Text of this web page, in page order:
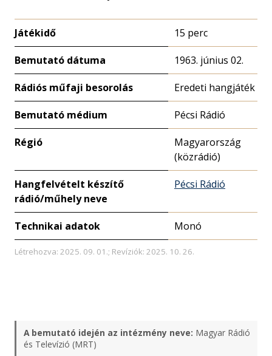
Játékidő 15 perc
Bemutató dátuma 1963. június 02.
Rádiós műfaji besorolás Eredeti hangjáték
Bemutató médium Pécsi Rádió
Régió
Magyarország
(közrádió)
Hangfelvételt készítő
rádió/műhely neve
Pécsi Rádió
Technikai adatok Monó
Létrehozva: 2025. 09. 01.; Revíziók: 2025. 10. 26.
A bemutató idején az intézmény neve: Magyar Rádió
és Televízió (MRT)